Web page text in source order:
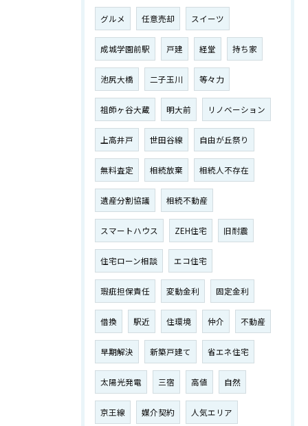
グルメ 任意売却 スイーツ
成城学園前駅 戸建 経堂 持ち家
池尻大橋 二子玉川 等々力
祖師ヶ谷大蔵 明大前 リノベーション
上高井戸 世田谷線 自由が丘祭り
無料査定 相続放棄 相続人不存在
遺産分割協議 相続不動産
スマートハウス ZEH住宅 旧耐震
住宅ローン相談 エコ住宅
瑕疵担保責任 変動金利 固定金利
借換 駅近 住環境 仲介 不動産
早期解決 新築戸建て 省エネ住宅
太陽光発電 三宿 高値 自然
京王線 媒介契約 人気エリア